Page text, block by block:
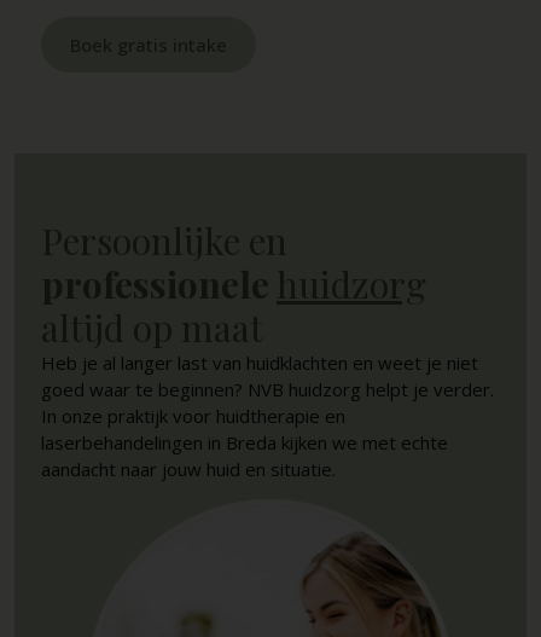
Heb je al langer last van huidklachten en weet je niet
goed waar te beginnen? NVB huidzorg helpt je verder.
In onze praktijk voor huidtherapie en
laserbehandelingen in Breda kijken we met echte
aandacht naar jouw huid en situatie.